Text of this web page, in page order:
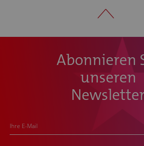
Abonnieren
unseren
Ihre E-Mail